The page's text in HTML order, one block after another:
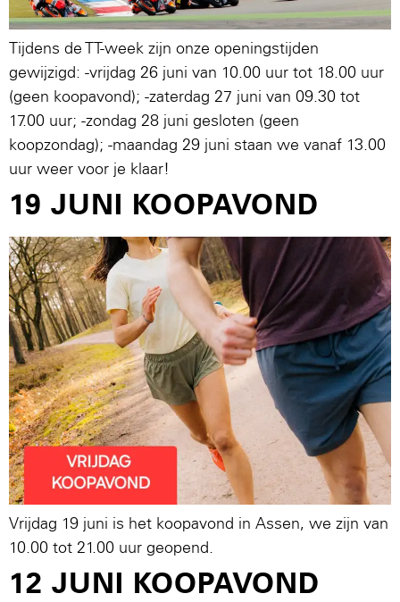
Tijdens de TT-week zijn onze openingstijden
gewijzigd: -vrijdag 26 juni van 10.00 uur tot 18.00 uur
(geen koopavond); -zaterdag 27 juni van 09.30 tot
17.00 uur; -zondag 28 juni gesloten (geen
koopzondag); -maandag 29 juni staan we vanaf 13.00
uur weer voor je klaar!
19 JUNI KOOPAVOND
Vrijdag 19 juni is het koopavond in Assen, we zijn van
10.00 tot 21.00 uur geopend.
12 JUNI KOOPAVOND